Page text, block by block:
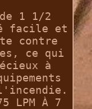
1 1/2
facile et
contre
ce qui
à
LPM À 7